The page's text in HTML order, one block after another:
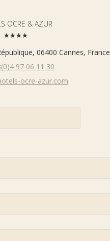
OCRE & AZUR
★★★★
06400 Cannes, France
97 06 11 30
ocre-azur.com